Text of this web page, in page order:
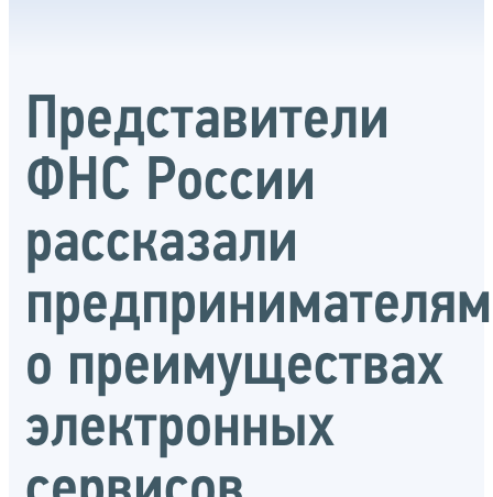
Представители
ФНС России
рассказали
предпринимателям
о преимуществах
электронных